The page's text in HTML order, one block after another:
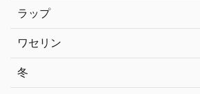
ラップ
ワセリン
冬